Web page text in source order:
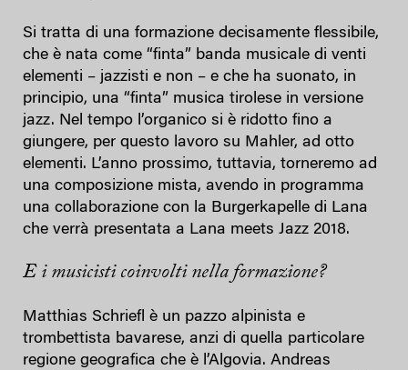
Si tratta di una formazione decisamente flessibile,
che è nata come “finta” banda musicale di venti
elementi – jazzisti e non – e che ha suonato, in
principio, una “finta” musica tirolese in versione
jazz. Nel tempo l’organico si è ridotto fino a
giungere, per questo lavoro su Mahler, ad otto
elementi. L’anno prossimo, tuttavia, torneremo ad
una composizione mista, avendo in programma
una collaborazione con la Burgerkapelle di Lana
che verrà presentata a Lana meets Jazz 2018.
E i musicisti coinvolti nella formazione?
Matthias Schriefl è un pazzo alpinista e
trombettista bavarese, anzi di quella particolare
regione geografica che è l’Algovia. Andreas